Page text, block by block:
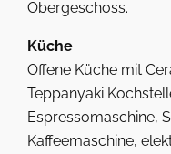
Obergeschoss.
Küche
Offene Küche mit
Teppanyaki
Espressomaschine,
Kaffeemaschine,